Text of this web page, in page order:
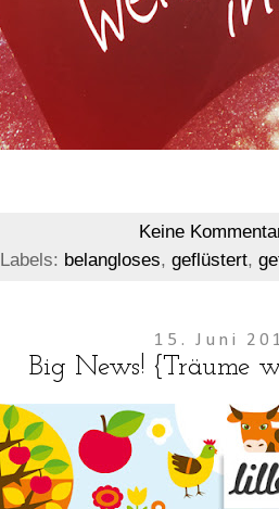
Keine
Labels: belangloses, geflüstert,
15. Juni
Big News! {Träume